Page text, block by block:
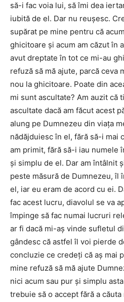
să-i fac voia lui, să îmi dea
iubită de el. Dar nu reuşesc.
supărat pe mine pentru că
ghicitoare şi acum am căzut în
avut dreptate în tot ce mi-au
refuză să mă ajute, parcă ceva
nou la ghicitoare. Poate din
mi sunt ascultate? Am auzit că
ascultate dacă am făcut acest
alung pe Dumnezeu din viaţa
nădăjduiesc în el, fără să-i mai
am primit, fără să-i iau numele
şi simplu de el. Dar am întâlnit
peste măsură de Dumnezeu, îl
el, iar eu eram de acord cu ei.
fac acest lucru, diavolul se va
împinge să fac numai lucruri
ar fi dacă mi-aş vinde sufletul
gândesc că astfel îl voi pierde
concluzie ce credeţi că aş mai
mine refuză să mă ajute
nici acum sau pur şi simplu
trebuie să o accept fără a